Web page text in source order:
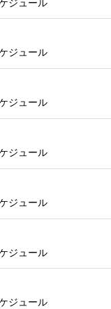
ジュール
ジュール
ジュール
ジュール
ジュール
ジュール
ジュール